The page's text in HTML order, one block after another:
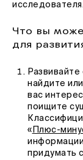
Что вы
для
найдите
вас
поищите
« Плюс-
придумать